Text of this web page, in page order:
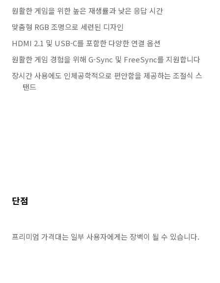
원활한 게임을 위한 높은 재생률과 낮은 응답 시간
맞춤형 RGB 조명으로 세련된 디자인
HDMI 2.1 및 USB-C를 포함한 다양한 연결 옵션
원활한 게임 경험을 위해 G-Sync 및 FreeSync를 지원합니다
장시간 사용에도 인체공학적으로 편안함을 제공하는 조절식 스
탠드
단점
프리미엄 가격대는 일부 사용자에게는 장벽이 될 수 있습니다.